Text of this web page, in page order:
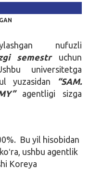
nufuzli
semestr
uchun
universitetga
yuzasidan “SAM.
agentligi sizga
Bu yil hisobidan
ushbu agentlik
Koreya